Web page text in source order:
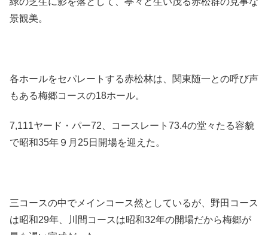
景観美。
各ホールをセパレートする赤松林は、関東随一との呼び声
もある梅郷コースの18ホール。
7,111ヤード・パー72、コースレート73.4の堂々たる容貌
で昭和35年９月25日開場を迎えた。
三コースの中でメインコース然としているが、野田コース
は昭和29年、川間コースは昭和32年の開場だから梅郷が